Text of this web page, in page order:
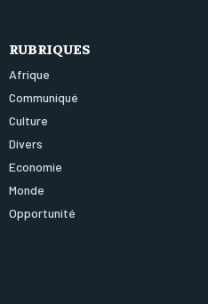
RUBRIQUES
Afrique
Communiqué
Culture
Divers
Economie
Monde
Opportunité